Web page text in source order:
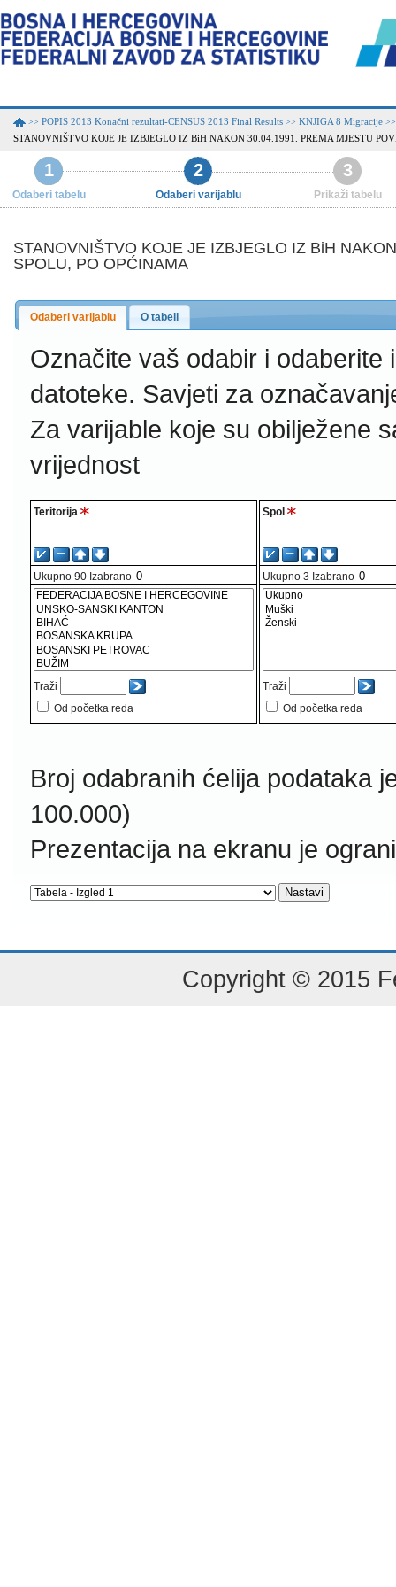
>> POPIS 2013 Konačni rezultati-CENSUS 2013 Final Results >> KNJIGA 8 Migracije >>
STANOVNIŠTVO KOJE JE IZBJEGLO IZ BiH NAKON 30.04.1991. PREMA MJESTU
1
Odaberi tabelu
2
Odaberi varijablu
3
Prikaži tabelu
STANOVNIŠTVO KOJE JE IZBJEGLO IZ BiH
SPOLU, PO OPĆINAMA
Odaberi varijablu O tabeli
Označite vaš odabir i
datoteke. Savjeti za
Za varijable koje su obilježene
vrijednost
Teritorija
Ukupno 90 Izabrano
Traži
Od početka reda
Spol
Ukupno 3 Izabrano
Traži
Od početka reda
Broj odabranih ćelija podataka
100.000)
Prezentacija na ekranu je
Copyright © 2015